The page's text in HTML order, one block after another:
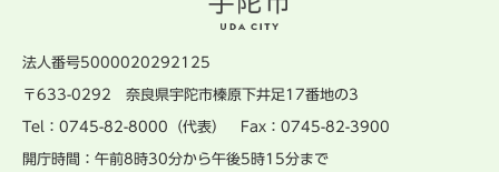
法人番号5000020292125
〒633-0292 奈良県宇陀市榛原下井足17番地の3
Tel：0745-82-8000（代表） Fax：0745-82-3900
開庁時間：午前8時30分から午後5時15分まで